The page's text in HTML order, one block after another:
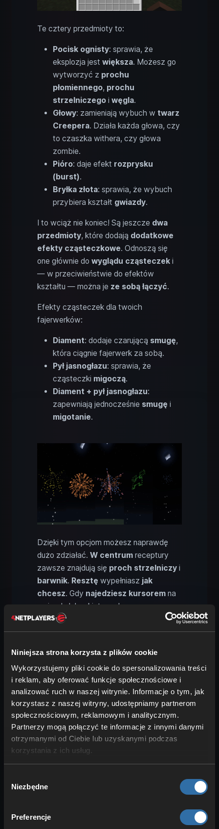
Niniejsza strona korzysta z plików cookie
Wykorzystujemy pliki cookie do spersonalizowania treści
i reklam, aby oferować funkcje społecznościowe i
analizować ruch w naszej witrynie. Informacje o tym, jak
korzystasz z naszej witryny, udostępniamy partnerom
społecznościowym, reklamowym i analitycznym.
Partnerzy mogą połączyć te informacje z innymi danymi
otrzymanymi od Ciebie lub uzyskanymi podczas
korzystania z ich usług.
zgody
Niezbędne
Preferencje
Te cztery przedmioty to:
Pocisk ognisty: sprawia, że
eksplozja jest większa. Możesz go
wytworzyć z prochu
płomiennego, prochu
strzelniczego i węgla.
Głowy: zamieniają wybuch w twarz
Creepera. Działa każda głowa, czy
to czaszka withera, czy głowa
zombie.
Pióro: daje efekt rozprysku
(burst).
Bryłka złota: sprawia, że wybuch
przybiera kształt gwiazdy.
I to wciąż nie koniec! Są jeszcze dwa
przedmioty, które dodają dodatkowe
efekty cząsteczkowe. Odnoszą się
one głównie do wyglądu cząsteczek i
— w przeciwieństwie do efektów
kształtu — można je ze sobą łączyć.
Efekty cząsteczek dla twoich
fajerwerków:
Diament: dodaje czarującą smugę,
która ciągnie fajerwerk za sobą.
Pył jasnogłazu: sprawia, że
cząsteczki migoczą.
Diament + pył jasnogłazu:
zapewniają jednocześnie smugę i
migotanie.
Dzięki tym opcjom możesz naprawdę
dużo zdziałać. W centrum receptury
zawsze znajdują się proch strzelniczy i
barwnik. Resztę wypełniasz jak
chcesz. Gdy najedziesz kursorem na
gwiazdę lub rakietę, zobaczysz
wszystkie efekty w podpowiedzi
Dzięki temu niczego nie pomylisz. Z
łącząc ją zpapieremi1–3 prochami
strzelniczymi, wytworzyćtrzy rakiety.
Te wszystkie elementy dają ciogromną
swobodę. Ile prochu? Jakie i ile kolorów?
A do tego efekty dodatkowe? To
naprawdę wielki wybór. Według jednego
użytkownika Reddita możesz stworzyć
wiele miliardów kombinacji
trafić na duplikaty.
Minecraft: zastosowania i